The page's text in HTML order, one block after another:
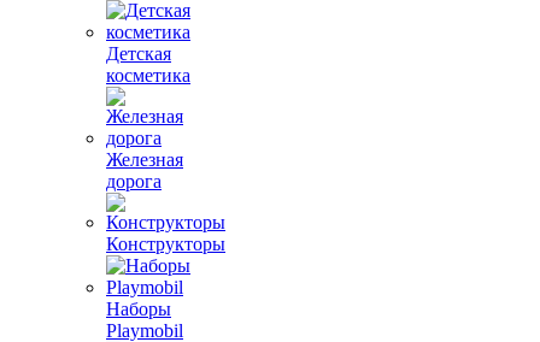
Детская
косметика
Железная
дорога
Конструкторы
Наборы
Playmobil